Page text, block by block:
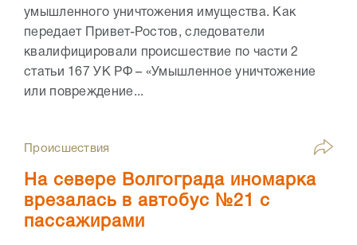
умышленного уничтожения имущества. Как
передает Привет-Ростов, следователи
квалифицировали происшествие по части 2
статьи 167 УК РФ – «Умышленное уничтожение
или повреждение...
Происшествия
На севере Волгограда иномарка
врезалась в автобус №21 с
пассажирами